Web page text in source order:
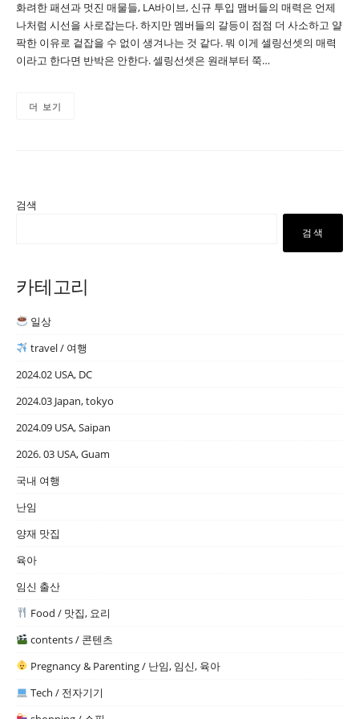
화려한 패션과 멋진 매물들, LA바이브, 신규 투입 맴버들의 매력은 언제
나처럼 시선을 사로잡는다. 하지만 멤버들의 갈등이 점점 더 사소하고 얄
팍한 이유로 겉잡을 수 없이 생겨나는 것 같다. 뭐 이게 셀링선셋의 매력
이라고 한다면 반박은 안한다. 셀링선셋은 원래부터 쭉…
더 보기
검색
검색
카테고리
일상
travel / 여행
2024.02 USA, DC
2024.03 Japan, tokyo
2024.09 USA, Saipan
2026. 03 USA, Guam
국내 여행
난임
양재 맛집
육아
임신 출산
Food / 맛집, 요리
contents / 콘텐츠
Pregnancy & Parenting / 난임, 임신, 육아
Tech / 전자기기